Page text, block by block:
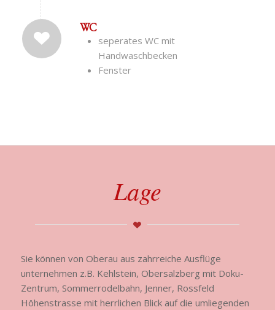
WC
seperates WC mit
Handwaschbecken
Fenster
Lage
Sie können von Oberau aus zahrreiche Ausflüge
unternehmen z.B. Kehlstein, Obersalzberg mit Doku-
Zentrum, Sommerrodelbahn, Jenner, Rossfeld
Höhenstrasse mit herrlichen Blick auf die umliegenden